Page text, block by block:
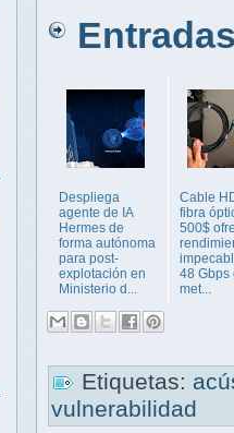
Entradas
Despliega
agente de IA
Hermes de
forma autónoma
para post-
explotación en
Ministerio d...
Cable
fibra
500$
48 Gbps
met...
Etiquetas:
vulnerabilidad